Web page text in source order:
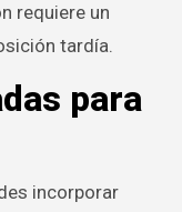
requiere un
tardía.
para
incorporar